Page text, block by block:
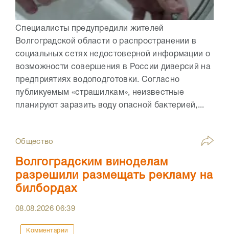
Специалисты предупредили жителей
Волгоградской области о распространении в
социальных сетях недостоверной информации о
возможности совершения в России диверсий на
предприятиях водоподготовки. Согласно
публикуемым «страшилкам», неизвестные
планируют заразить воду опасной бактерией,...
Общество
Волгоградским виноделам
разрешили размещать рекламу на
билбордах
08.08.202606:39
Комментарии